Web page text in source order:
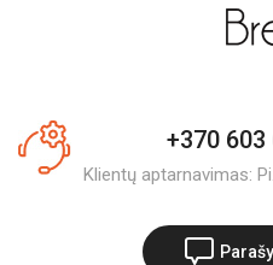
+370 603
Klientų aptarnavimas: